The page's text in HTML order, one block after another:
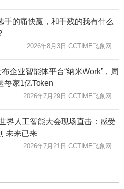
手的痛快赢，和手残的我有什么
2026年8月3日 CCTIME飞象网
企业智能体平台“纳米Work”，周
每家1亿Token
2026年7月29日 CCTIME飞象网
界人工智能大会现场直击：感受
未来已来！
2026年7月21日 CCTIME飞象网